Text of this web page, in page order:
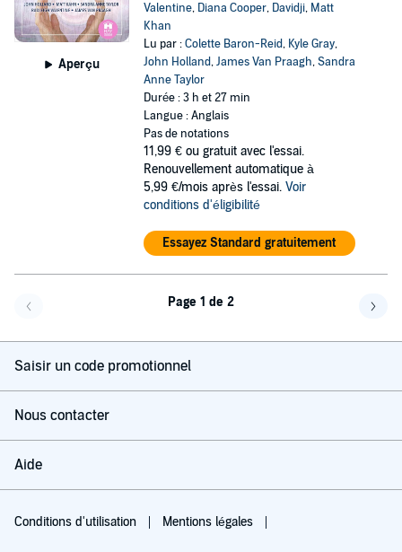
Aperçu
Valentine, Diana Cooper, Davidji, Matt
Khan
Lu par :Colette Baron-Reid, Kyle Gray,
John Holland,James Van Praagh,Sandra
Anne Taylor
Durée : 3 h et 27 min
Langue : Anglais
Pas de notations
11,99 € ou gratuit avec l'essai.
Renouvellement automatique à
5,99 €/mois après l'essai. Voir
conditions d'éligibilité
Essayez Standard gratuitement
Page 1 de 2
Saisir un code promotionnel
Nous contacter
Aide
Conditions d'utilisation Mentions légales